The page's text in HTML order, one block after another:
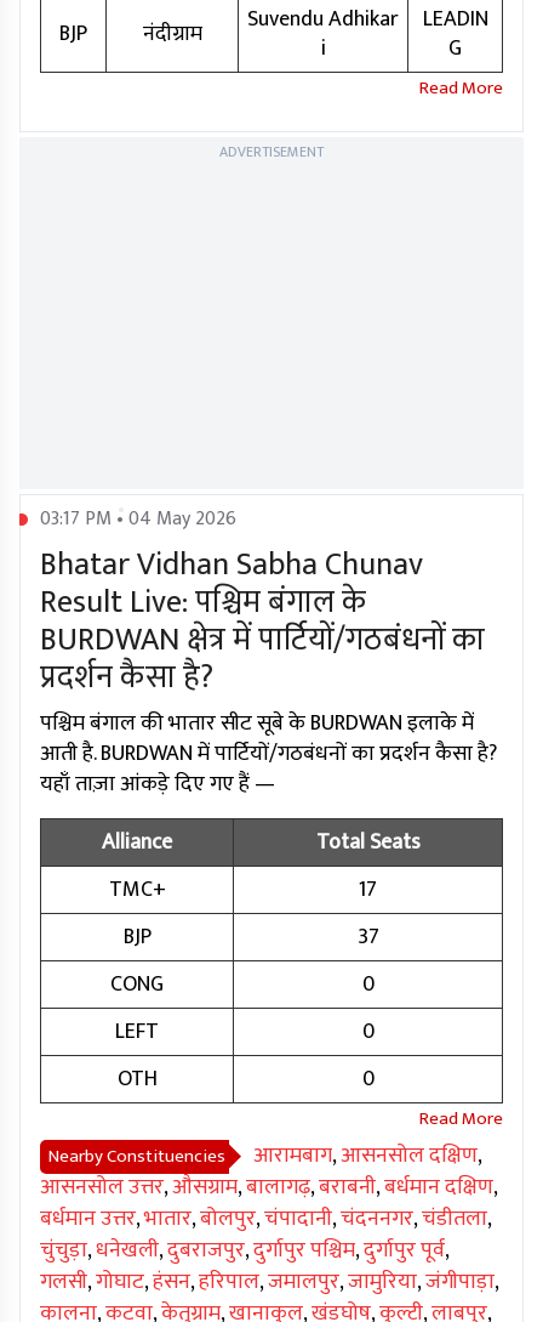
BJP
नंदीग्राम
Suvendu Adhikar
i
LEADIN
G
ADVERTISEMENT
03:17 PM • 04 May 2026
Bhatar Vidhan Sabha Chunav
Result Live: पश्चिम बंगाल के
BURDWAN क्षेत्र में पार्टियों/गठबंधनों का
प्रदर्शन कैसा है?
पश्चिम बंगाल की भातार सीट सूबे के BURDWAN इलाके में
आती है. BURDWAN में पार्टियों/गठबंधनों का प्रदर्शन कैसा है?
यहाँ ताज़ा आंकड़े दिए गए हैं —
Alliance
Total Seats
TMC+
17
BJP
37
CONG
0
LEFT
0
OTH
0
Nearby Constituencies आरामबाग,आसनसोल दक्षिण,
आसनसोल उत्तर,औसग्राम,बालागढ़,बराबनी,बर्धमान दक्षिण,
बर्धमान उत्तर,भातार,बोलपुर,चंपादानी,चंदननगर,चंडीतला,
चुंचुड़ा,धनेखली,दुबराजपुर,दुर्गापुर पश्चिम,दुर्गापुर पूर्व,
गलसी,गोघाट,हंसन,हरिपाल,जमालपुर,जामुरिया,जंगीपाड़ा,
कालना,कटवा,केतुग्राम,खानाकुल,खंडघोष,कुल्टी,लाबपुर,